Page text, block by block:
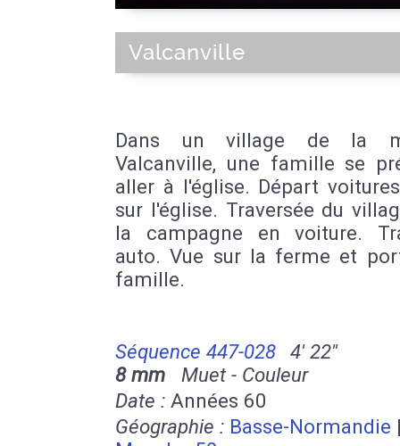
Valcanville
Dans un village de la
Valcanville, une famille se
aller à l'église. Départ
sur l'église. Traversée du
la campagne en voiture.
auto. Vue sur la ferme et
famille.
Séquence 447-028
4' 22''
8 mm Muet - Couleur
Date : Années 60
Géographie : Basse-Normandie